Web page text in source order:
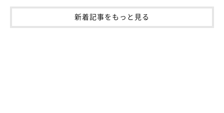
新着記事をもっと見る